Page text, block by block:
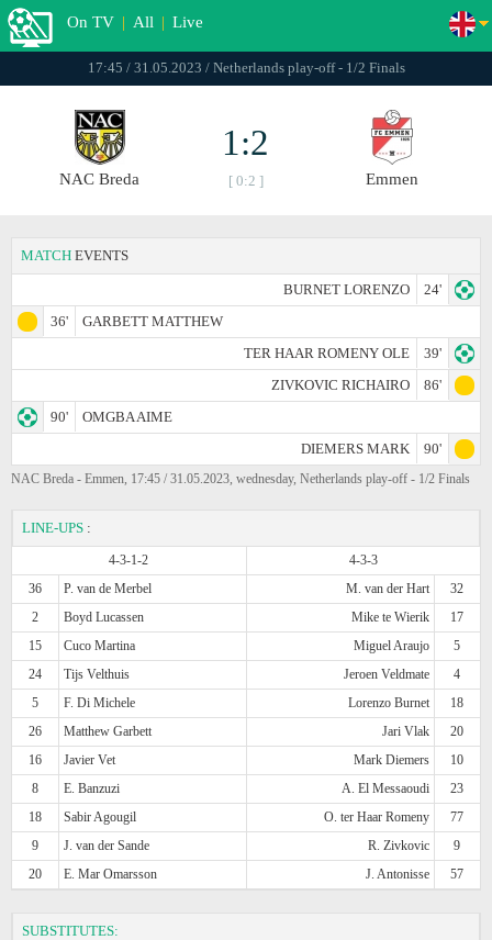
On TV | All | Live
17:45 / 31.05.2023 / Netherlands play-off - 1/2 Finals
NAC Breda
1:2
[ 0:2 ] Emmen
MATCH EVENTS
BURNET LORENZO
24'
36'
GARBETT MATTHEW
TER HAAR ROMENY OLE
39'
ZIVKOVIC RICHAIRO
86'
90'
OMGBA AIME
DIEMERS MARK
90'
NAC Breda - Emmen, 17:45 / 31.05.2023, wednesday, Netherlands play-off - 1/2 Finals
LINE-UPS :
4-3-1-2
4-3-3
36
P. van de Merbel M. van der Hart
32
2
Boyd Lucassen Mike te Wierik
17
15
Cuco Martina Miguel Araujo
5
24
Tijs Velthuis Jeroen Veldmate
4
5
F. Di Michele Lorenzo Burnet
18
26
Matthew Garbett Jari Vlak
20
16
Javier Vet Mark Diemers
10
8
E. Banzuzi A. El Messaoudi
23
18
Sabir Agougil O. ter Haar Romeny
77
9
J. van der Sande R. Zivkovic
9
20
E. Mar Omarsson J. Antonisse 57
SUBSTITUTES: